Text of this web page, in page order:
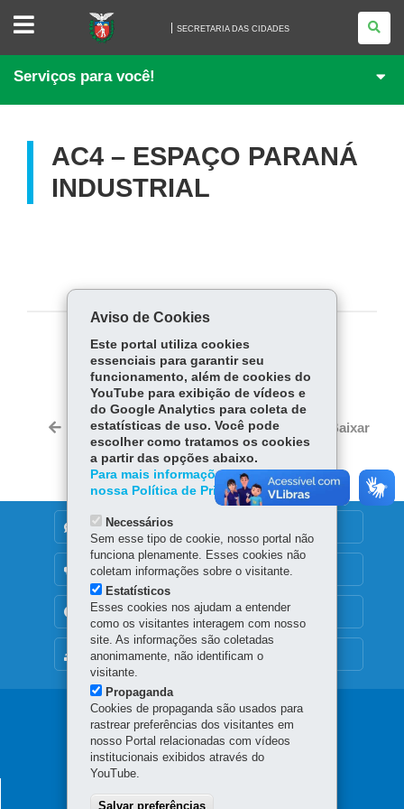
SECRETARIA
CIDADES
SECRETARIA DAS CIDADES
Serviços para você!
AC4 – ESPAÇO PARANÁ
INDUSTRIAL
COMPARTILHE:
Fa
ce
bo
ok
Tw
er
W
ha
ts
Ap
p
Voltar Início Imprimir Baixar
MAPA DO SITE
DENUNCIE CORRUPÇÃO
OUVIDORIA
TRANSPARÊNCIA INSTITUCIONAL
Navegação
principal
Aviso de Cookies
Este portal utiliza cookies
essenciais para garantir seu
funcionamento, além de cookies do
YouTube para exibição de vídeos e
do Google Analytics para coleta de
estatísticas de uso. Você pode
escolher como tratamos os cookies
a partir das opções abaixo.
Para mais informações, acesse
nossa Política de Privacidade.
Necessários
Sem esse tipo de cookie, nosso portal não
funciona plenamente. Esses cookies não
coletam informações sobre o visitante.
Estatísticos
Esses cookies nos ajudam a entender
como os visitantes interagem com nosso
site. As informações são coletadas
anonimamente, não identificam o
visitante.
Propaganda
Cookies de propaganda são usados para
rastrear preferências dos visitantes em
nosso Portal relacionadas com vídeos
institucionais exibidos através do
YouTube.
Salvar preferências